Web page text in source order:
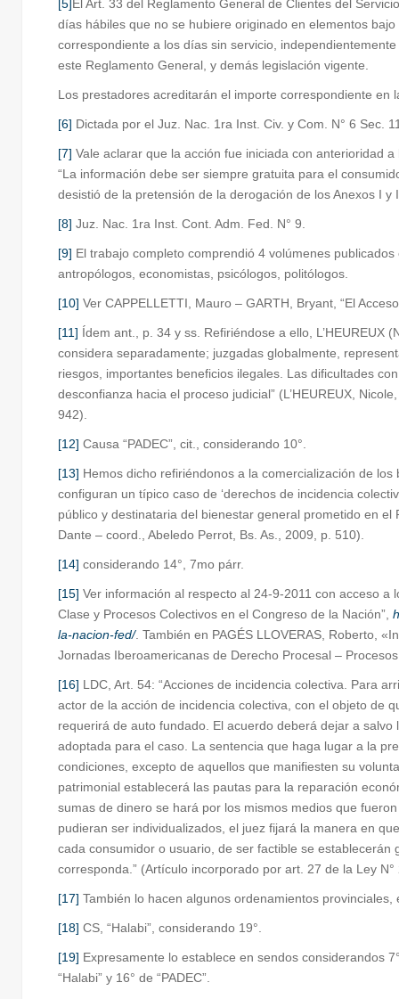
[5] El Art. 33 del Reglamento General de Clientes del
días hábiles que no se hubiere originado en elementos
correspondiente a los días sin servicio,
este Reglamento General, y demás legislación vigente.
Los prestadores acreditarán el importe correspondiente
[6] Dictada por el Juz. Nac. 1ra Inst. Civ. y Com. N° 6 Sec.
[7] Vale aclarar que la acción fue iniciada con anterioridad
“La información debe ser siempre gratuita para el
desistió de la pretensión de la derogación de los Anexos I
[8] Juz. Nac. 1ra Inst. Cont. Adm. Fed. N° 9.
[9] El trabajo completo comprendió 4 volúmenes
antropólogos, economistas, psicólogos, politólogos.
[10] Ver CAPPELLETTI, Mauro – GARTH, Bryant, “El
[11] Ídem ant., p. 34 y ss. Refiriéndose a ello, L’HEUREUX
considera separadamente; juzgadas globalmente,
riesgos, importantes beneficios ilegales. Las dificultades
desconfianza hacia el proceso judicial” (L’HEUREUX,
942).
[12] Causa “PADEC”, cit., considerando 10°.
[13] Hemos dicho refiriéndonos a la comercialización de
configuran un típico caso de ‘derechos de incidencia
público y destinataria del bienestar general prometido en
Dante – coord., Abeledo Perrot, Bs. As., 2009, p. 510).
[14] considerando 14°, 7mo párr.
[15] Ver información al respecto al 24-9-2011 con acceso a
Clase y Procesos Colectivos en el Congreso de la Nación”,
la-nacion-fed/. También en PAGÉS LLOVERAS, Roberto,
Jornadas Iberoamericanas de Derecho Procesal –
[16] LDC, Art. 54: “Acciones de incidencia colectiva. Para
actor de la acción de incidencia colectiva, con el objeto de
requerirá de auto fundado. El acuerdo deberá dejar a
adoptada para el caso. La sentencia que haga lugar a la
condiciones, excepto de aquellos que manifiesten su
patrimonial establecerá las pautas para la reparación
sumas de dinero se hará por los mismos medios que
pudieran ser individualizados, el juez fijará la manera en
cada consumidor o usuario, de ser factible se
corresponda.” (Artículo incorporado por art. 27 de la Ley N°
[17] También lo hacen algunos ordenamientos
[18] CS, “Halabi”, considerando 19°.
[19] Expresamente lo establece en sendos considerandos
“Halabi” y 16° de “PADEC”.